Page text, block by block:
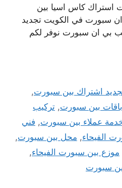
استراك كاس اسيا بين
سبورت في الكويت تجديد
بي ان سبورت نوفر لكم
اشتراك بين سبورت,
باقات بين سبورت, تركيب
عملاء بين سبورت, فني
الفيحاء, محل بين سبورت,
موزع بين سبورت الفيحاء,
سبورت